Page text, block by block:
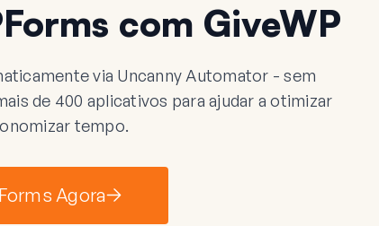
com GiveWP
via Uncanny Automator - sem
de 400 aplicativos para ajudar a otimizar
tempo.
Agora